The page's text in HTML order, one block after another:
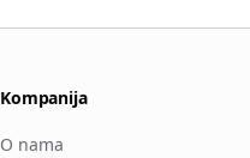
Kompanija
O nama